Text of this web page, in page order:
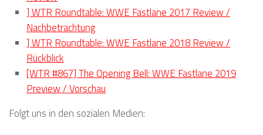
] WTR Roundtable: WWE Fastlane 2017 Review /
Nachbetrachtung
] WTR Roundtable: WWE Fastlane 2018 Review /
Rückblick
[WTR #867] The Opening Bell: WWE Fastlane 2019
Preview / Vorschau
Folgt uns in den sozialen Medien: